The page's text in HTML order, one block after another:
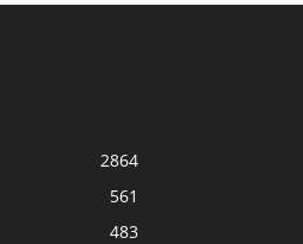
2864
561
483